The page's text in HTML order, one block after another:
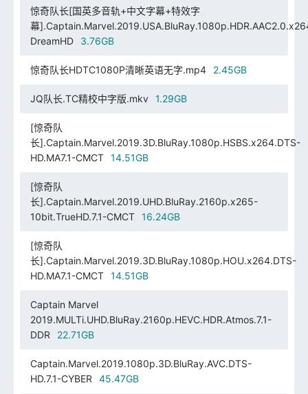
惊奇队长[国英多音轨+中文字幕+特效字
幕
DreamHD
3.76GB
惊奇队长HDTC1080P清晰英语无字.mp4 2.45GB
JQ队长.TC精校中字版.mkv 1.29GB
[惊奇队
长].Captain.Marvel.2019.3D.BluRay.1080p.HSBS.x264.DTS-
HD.MA7.1-CMCT
14.51GB
[惊奇队
长].Captain.Marvel.2019.UHD.BluRay.2160p.x265-
10bit.TrueHD.7.1-CMCT
16.24GB
[惊奇队
长].Captain.Marvel.2019.3D.BluRay.1080p.HOU.x264.DTS-
HD.MA7.1-CMCT
14.51GB
Captain Marvel
2019.MULTi.UHD.BluRay.2160p.HEVC.HDR.Atmos.7.1-
DDR
22.71GB
Captain.Marvel.2019.1080p.3D.BluRay.AVC.DTS-
HD.7.1-CYBER
45.47GB